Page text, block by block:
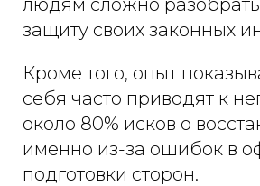
защиту своих законных
Кроме того, опыт
себя часто приводят к
около 80% исков о
именно из-за ошибок в
подготовки сторон.